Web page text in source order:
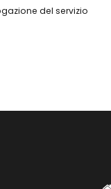
del servizio